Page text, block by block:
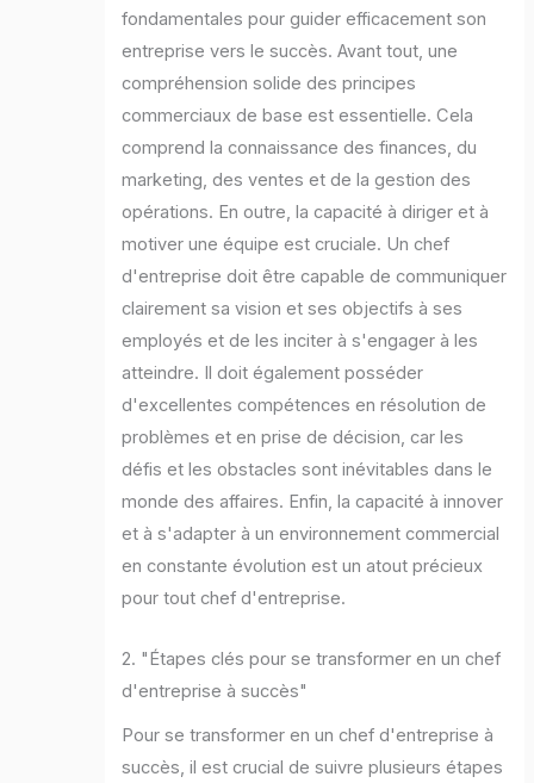
fondamentales pour guider efficacement son
entreprise vers le succès. Avant tout, une
compréhension solide des principes
commerciaux de base est essentielle. Cela
comprend la connaissance des finances, du
marketing, des ventes et de la gestion des
opérations. En outre, la capacité à diriger et à
motiver une équipe est cruciale. Un chef
d'entreprise doit être capable de communiquer
clairement sa vision et ses objectifs à ses
employés et de les inciter à s'engager à les
atteindre. Il doit également posséder
d'excellentes compétences en résolution de
problèmes et en prise de décision, car les
défis et les obstacles sont inévitables dans le
monde des affaires. Enfin, la capacité à innover
et à s'adapter à un environnement commercial
en constante évolution est un atout précieux
pour tout chef d'entreprise.
2. "Étapes clés pour se transformer en un chef
d'entreprise à succès"
Pour se transformer en un chef d'entreprise à
succès, il est crucial de suivre plusieurs étapes